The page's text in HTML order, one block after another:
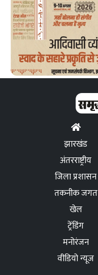
झारखंड
अंतरराष्ट्रीय
जिला प्रशासन
तकनीक जगत
खेल
ट्रेंडिंग
मनोरंजन
वीडियो न्यूज